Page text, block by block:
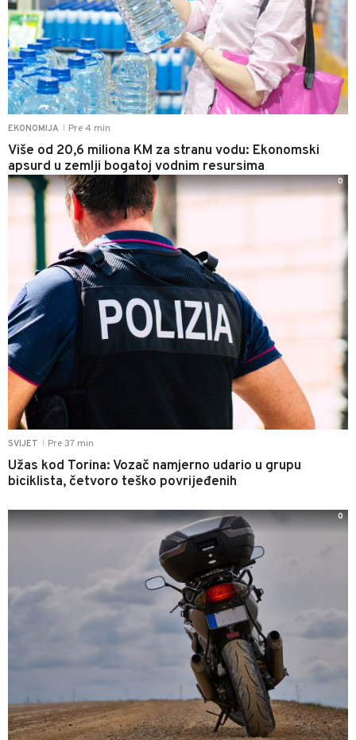
EKONOMIJA Pre 4 min
Više od 20,6 miliona KM za stranu vodu: Ekonomski
apsurd u zemlji bogatoj vodnim resursima
SVIJET Pre 37 min
Užas kod Torina: Vozač namjerno udario u grupu
biciklista, četvoro teško povrijeđenih
0
0